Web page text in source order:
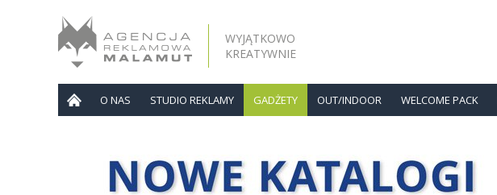
WYJĄTKOWO
KREATYWNIE
O NAS STUDIO REKLAMY GADŻETY OUT/INDOOR WELCOME PACK